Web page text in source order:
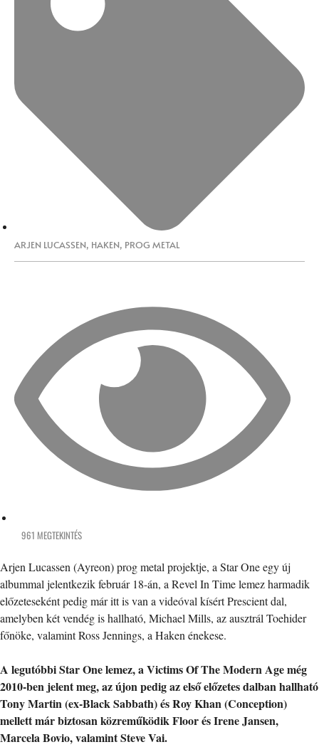
ARJEN LUCASSEN, HAKEN, PROG METAL
961 MEGTEKINTÉS
Arjen Lucassen (Ayreon) prog metal projektje, a Star One egy új
albummal jelentkezik február 18-án, a Revel In Time lemez harmadik
előzeteseként pedig már itt is van a videóval kísért Prescient dal,
amelyben két vendég is hallható, Michael Mills, az ausztrál Toehider
főnöke, valamint Ross Jennings, a Haken énekese.
A legutóbbi Star One lemez, a Victims Of The Modern Age még
2010-ben jelent meg, az újon pedig az első előzetes dalban hallható
Tony Martin (ex-Black Sabbath) és Roy Khan (Conception)
mellett már biztosan közreműködik Floor és Irene Jansen,
Marcela Bovio, valamint Steve Vai.